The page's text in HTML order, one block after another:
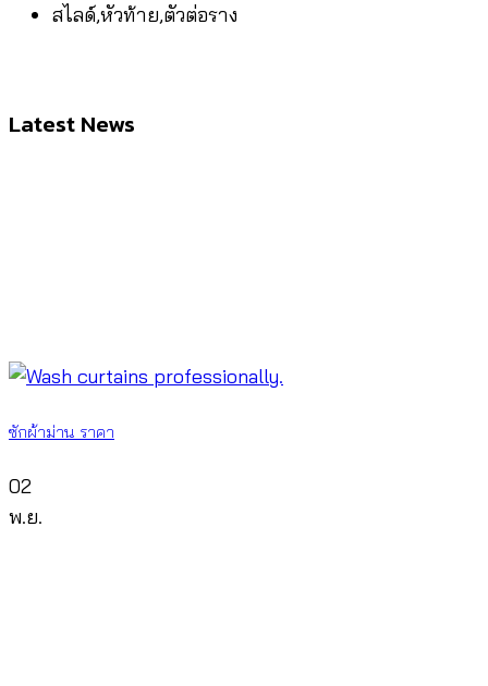
สไลด์,หัวท้าย,ตัวต่อราง
Latest News
ซักผ้าม่าน ราคา
02
พ.ย.